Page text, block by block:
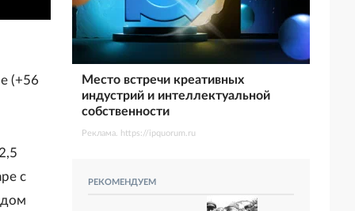
(+56
с
Место встречи креативных
индустрий и интеллектуальной
собственности
Реклама. https://ipquorum.ru
РЕКОМЕНДУЕМ